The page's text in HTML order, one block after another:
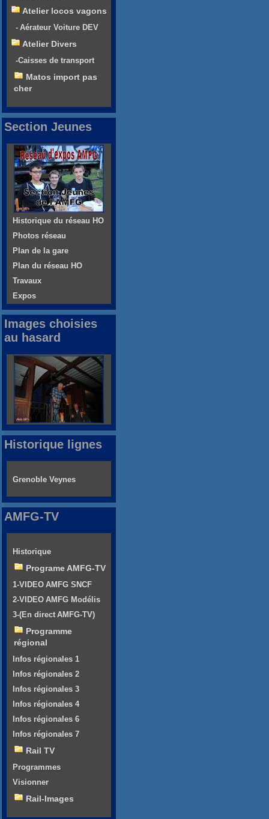
Atelier locos vagons
- Aérateur Voiture DEV
Atelier Divers
-Caisses de transport
Matos import pas
cher
Section Jeunes
Historique du réseau HO
Photos réseau
Plan de la gare
Plan du réseau HO
Travaux
Expos
Images choisies
au hasard
Historique lignes
Grenoble Veynes
AMFG-TV
Historique
Programe AMFG-TV
1-VIDEO AMFG SNCF
2-VIDEO AMFG Modélis
3-(En direct AMFG-TV)
Programme
régional
Infos régionales 1
Infos régionales 2
Infos régionales 3
Infos régionales 4
Infos régionales 6
Infos régionales 7
Rail TV
Programmes
Visionner
Rail-Images